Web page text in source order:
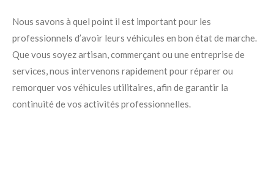
Nous savons à quel point il est important pour les
professionnels d’avoir leurs véhicules en bon état de marche.
Que vous soyez artisan, commerçant ou une entreprise de
services, nous intervenons rapidement pour réparer ou
remorquer vos véhicules utilitaires, afin de garantir la
continuité de vos activités professionnelles.